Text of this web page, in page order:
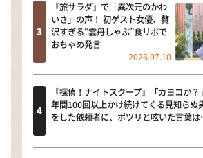
『旅サラダ』で「異次元のかわ
いさ」の声！ 初ゲスト女優、贅
沢すぎる“雲丹しゃぶ”食リポで
おちゃめ発言
2026.07.10
『探偵！ナイトスクープ』「カヨコか
年間100回以上かけ続けてくる見知らぬ
をした依頼者に、ポツリと呟いた言葉